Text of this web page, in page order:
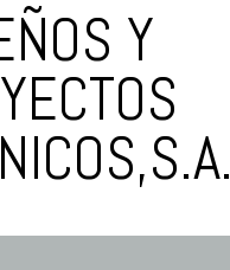
Y